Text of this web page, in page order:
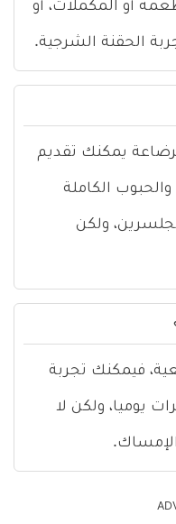
أو المكملات، أو
الحقنة الشرجية.
يمكنك تقديم
الكاملة
ولكن
فيمكنك تجربة
ملعقتين من العسل 3 مرات يوميا، ولكن لا